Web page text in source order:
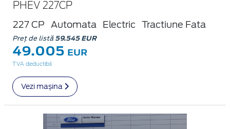
PHEV 227CP
227 CP Automata Electric Tractiune Fata
Preț de listă59.545 EUR
49.005 EUR
TVA deductibil
Vezi mașina